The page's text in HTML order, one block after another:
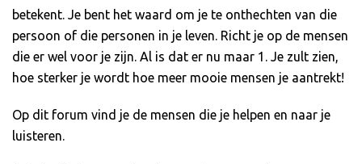
betekent. Je bent het waard om je te onthechten van die
persoon of die personen in je leven. Richt je op de mensen
die er wel voor je zijn. Al is dat er nu maar 1. Je zult zien,
hoe sterker je wordt hoe meer mooie mensen je aantrekt!
Op dit forum vind je de mensen die je helpen en naar je
luisteren.